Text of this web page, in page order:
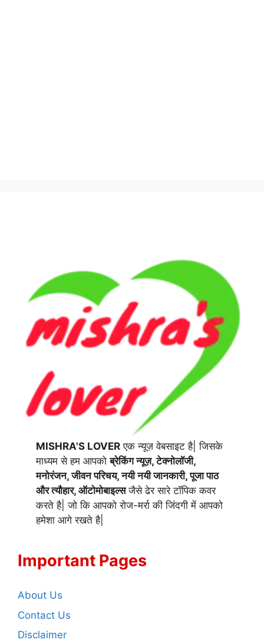
MISHRA'S LOVER एक न्यूज़ वेबसाइट है| जिसके
माध्यम से हम आपकोब्रेकिंग न्यूज़, टेक्नोलॉजी,
मनोरंजन, जीवन परिचय, नयी नयी जानकारी, पूजा पाठ
और त्यौहार, ऑटोमोबाइल्सजैसे ढेर सारे टॉपिक कवर
करते है| जो कि आपको रोज-मर्रा की जिंदगी में आपको
हमेशा आगे रखते है|
Important Pages
About Us
Contact Us
Disclaimer